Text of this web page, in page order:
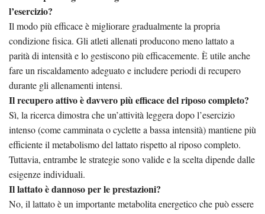
l’esercizio?
Il modo più efficace è migliorare gradualmente la propria
condizione fisica. Gli atleti allenati producono meno lattato a
parità di intensità e lo gestiscono più efficacemente. È utile anche
fare un riscaldamento adeguato e includere periodi di recupero
durante gli allenamenti intensi.
Il recupero attivo è davvero più efficace del riposo completo?
Sì, la ricerca dimostra che un’attività leggera dopo l’esercizio
intenso (come camminata o cyclette a bassa intensità) mantiene più
efficiente il metabolismo del lattato rispetto al riposo completo.
Tuttavia, entrambe le strategie sono valide e la scelta dipende dalle
esigenze individuali.
Il lattato è dannoso per le prestazioni?
No, il lattato è un importante metabolita energetico che può essere